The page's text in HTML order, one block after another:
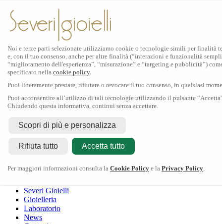
Rolex
Rolex Certified Pre-Owned
Tudor
La collezioneTudor shop
Dodo
Severi Gioielli
Gioielleria
Laboratorio
News
Scopri Rolex
Orologi Rolex
Nuovi modelli 2026
Accessori Rolex
L'arte dell'orologeria
Manutenzione
Oyster Story
Contattaci
Noi e terze parti selezionate utilizziamo cookie o tecnologie simili per finalità
e, con il tuo consenso, anche per altre finalità (“interazioni e funzionalità
“miglioramento dell'esperienza”, “misurazione” e “targeting e pubblicità”)
specificato nella cookie policy.
Puoi liberamente prestare, rifiutare o revocare il tuo consenso, in qualsiasi
Puoi acconsentire all’utilizzo di tali tecnologie utilizzando il pulsante
Chiudendo questa informativa, continui senza accettare.
Scopri di più e personalizza
Rifiuta tutto Accetta tutto
Per maggiori informazioni consulta la Cookie Policy e la Privacy Policy.